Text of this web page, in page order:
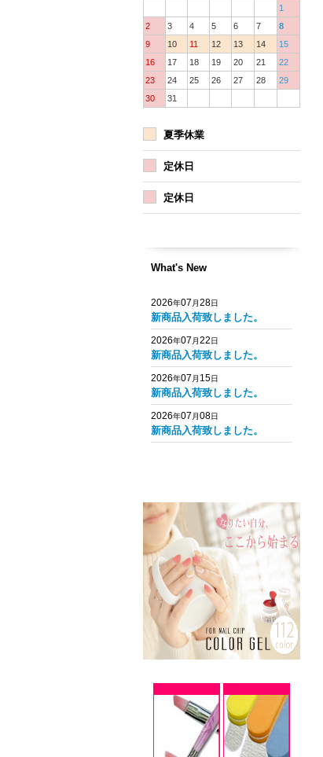
1
2
3 4 5 6 7
8
9
10 11 12 13 14
15
16
17 18 19 20 21
22
23
24 25 26 27 28
29
30
31
夏季休業
定休日
定休日
What's New
2026年07 月28日
新商品入荷致しました。
2026年07 月22日
新商品入荷致しました。
2026年07 月 15日
新商品入荷致しました。
2026年07 月08日
新商品入荷致しました。